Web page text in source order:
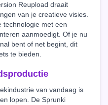
Reupload draait
van je creatieve visies.
technologie met een
aanmoedigt. Of je nu
bent of net begint, dit
te bieden.
van vandaag is
lopen. De Sprunki